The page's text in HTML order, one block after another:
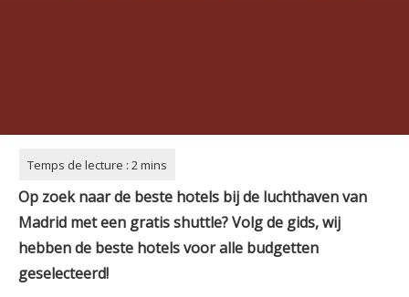
Op zoek naar de beste hotels bij de luchthaven van
Madrid met een gratis shuttle? Volg de gids, wij
hebben de beste hotels voor alle budgetten
geselecteerd!